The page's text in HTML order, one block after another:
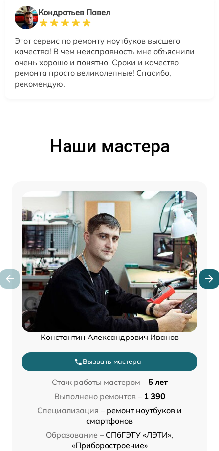
Кондратьев Павел
Этот сервис по ремонту ноутбуков высшего
качества! В чем неисправность мне объяснили
очень хорошо и понятно. Сроки и качество
ремонта просто великолепные! Спасибо,
рекомендую.
Наши мастера
Константин Александрович Иванов
Вызвать мастера
Стаж работы мастером – 5 лет
Выполнено ремонтов – 1 390
Специализация – ремонт ноутбуков и
смартфонов
Образование – СПбГЭТУ «ЛЭТИ»,
«Приборостроение»